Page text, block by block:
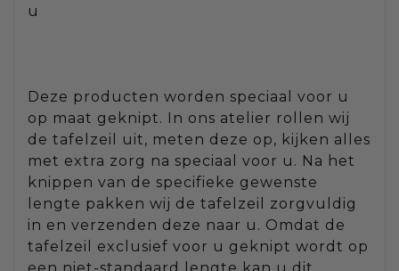
u
Deze producten worden speciaal voor u
op maat geknipt. In ons atelier rollen wij
de tafelzeil uit, meten deze op, kijken alles
met extra zorg na speciaal voor u. Na het
knippen van de specifieke gewenste
lengte pakken wij de tafelzeil zorgvuldig
in en verzenden deze naar u. Omdat de
tafelzeil exclusief voor u geknipt wordt op